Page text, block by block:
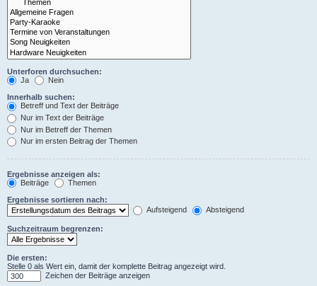
Unterforen durchsuchen:
Ja
Nein
Innerhalb suchen:
Betreff und Text der Beiträge
Nur im Text der Beiträge
Nur im Betreff der Themen
Nur im ersten Beitrag der Themen
Ergebnisse anzeigen als:
Beiträge
Themen
Ergebnisse sortieren nach:
Aufsteigend
Absteigend
Suchzeitraum begrenzen:
Die ersten:
Stelle 0 als Wert ein, damit der komplette Beitrag angezeigt wird.
Zeichen der Beiträge anzeigen